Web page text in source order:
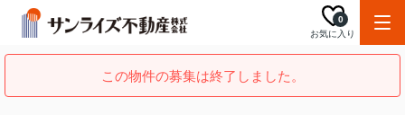
お気に入り
0
この物件の募集は終了しました。